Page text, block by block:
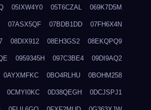
05IXW4Y0 05T6CZAL 069K7D5M
07ASX5QF 07BDB1DD 07FH6X4N
08DIX912 08EH3GS2 08EKQPQ9
0959345H 097C3BE4 09DI9AQ2
0AYXMFKC 0BO4RLHU 0BOHM258
0CMYI0KC 0D38QEGH 0DCJSPJ1